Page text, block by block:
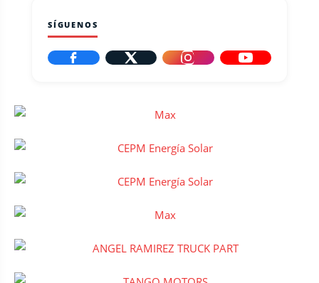
SÍGUENOS